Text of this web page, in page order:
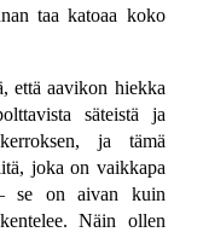
taa katoaa koko
että aavikon hiekka
säteistä ja
ja tämä
joka on vaikkapa
se on aivan kuin
Näin ollen